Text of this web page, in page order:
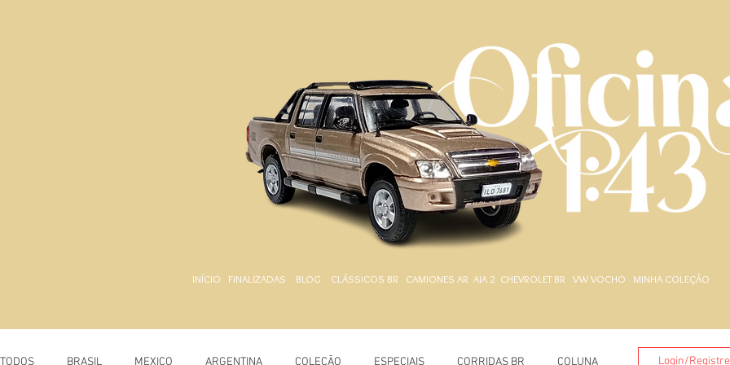
.
INÍCIO FINALIZADAS BLOG CLÁSSICOS BR CAMIONES AR AIA 2 CHEVROLET BR VW VOCHO MINHA COLEÇÃO
TODOS BRASIL MEXICO ARGENTINA COLEÇÃO ESPECIAIS CORRIDAS BR COLUNA Login/